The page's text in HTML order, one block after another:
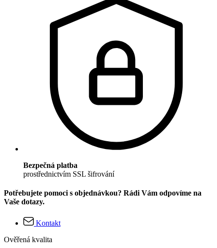
Bezpečná platba
prostřednictvím SSL šifrování
Potřebujete pomoci s objednávkou? Rádi Vám odpovíme na
Vaše dotazy.
Kontakt
Ověřená kvalita